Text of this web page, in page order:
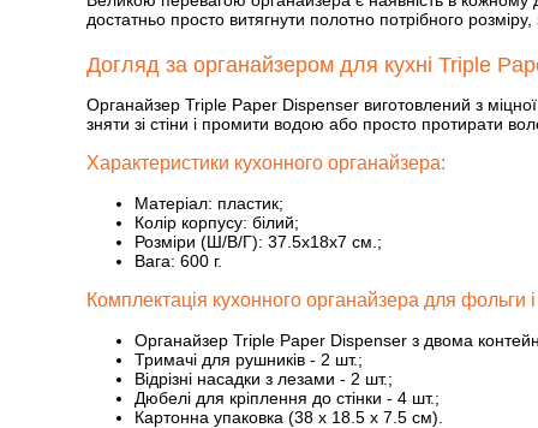
достатньо просто витягнути полотно потрібного
Догляд за органайзером для кухні Triple
Органайзер Triple Рaper Dіspenser виготовлений з
зняти зі стіни і промити водою або просто протирати
Характеристики кухонного органайзера:
Матеріал: пластик;
Колір корпусу: білий;
Розміри (Ш/В/Г): 37.5x18x7 см.;
Вага: 600 г.
Комплектація кухонного органайзера для фольги
Органайзер Triple Paper Dispenser з двома
Тримачі для рушників - 2 шт.;
Відрізні насадки з лезами - 2 шт.;
Дюбелі для кріплення до стінки - 4 шт.;
Картонна упаковка (38 x 18.5 x 7.5 см).